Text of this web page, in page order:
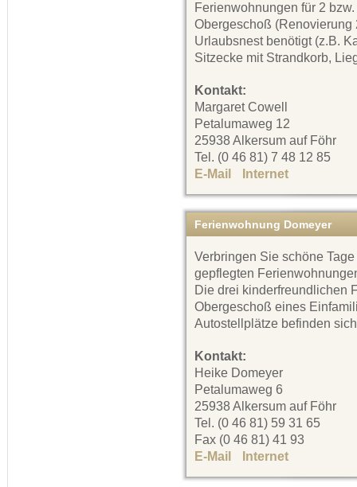
Ferienwohnungen für 2
Obergeschoß (Renovierung
Urlaubsnest benötigt (z.B.
Sitzecke mit Strandkorb,
Kontakt:
Margaret Cowell
Petalumaweg 12
25938 Alkersum auf Föhr
Tel. (0 46 81) 7 48 12 85
E-Mail
Internet
Ferienwohnung Domeyer
Verbringen Sie schöne
gepflegten
Die drei kinderfreundlichen
Obergeschoß eines
Autostellplätze befinden
Kontakt:
Heike Domeyer
Petalumaweg 6
25938 Alkersum auf Föhr
Tel. (0 46 81) 59 31 65
Fax (0 46 81) 41 93
E-Mail
Internet